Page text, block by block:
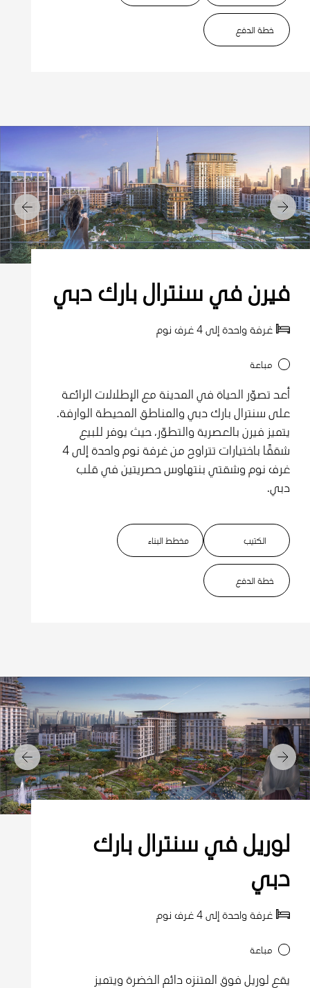
خطة الدفع
السابق
التالي
فيرن في سنترال بارك دبي
غرفة واحدة إلى 4 غرف نوم
مباعة
أعد تصوّر الحياة في المدينة مع الإطلالات الرائعة
على سنترال بارك دبي والمناطق المحيطة الوارفة.
يتميز فيرن بالعصرية والتطوّر، حيث يوفر للبيع
شققًا باختيارات تتراوح من غرفة نوم واحدة إلى 4
غرف نوم وشقتي بنتهاوس حصريتين في قلب
دبي.
الكتيب مخطط البناء
خطة الدفع
السابق
التالي
لوريل في سنترال بارك
دبي
غرفة واحدة إلى 4 غرف نوم
مباعة
يقع لوريل فوق المتنزه دائم الخضرة ويتميز